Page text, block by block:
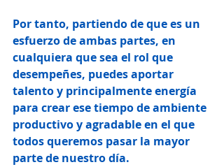
Por tanto, partiendo de que es un
esfuerzo de ambas partes, en
cualquiera que sea el rol que
desempeñes, puedes aportar
talento y principalmente energía
para crear ese tiempo de ambiente
productivo y agradable en el que
todos queremos pasar la mayor
parte de nuestro día.